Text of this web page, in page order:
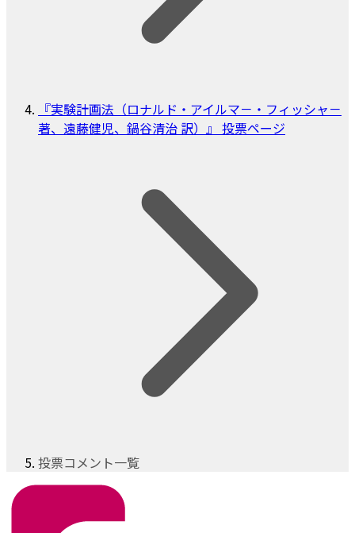
『実験計画法（ロナルド・アイルマ－・フィッシャ－
著、遠藤健児、鍋谷清治 訳）』 投票ページ
投票コメント一覧